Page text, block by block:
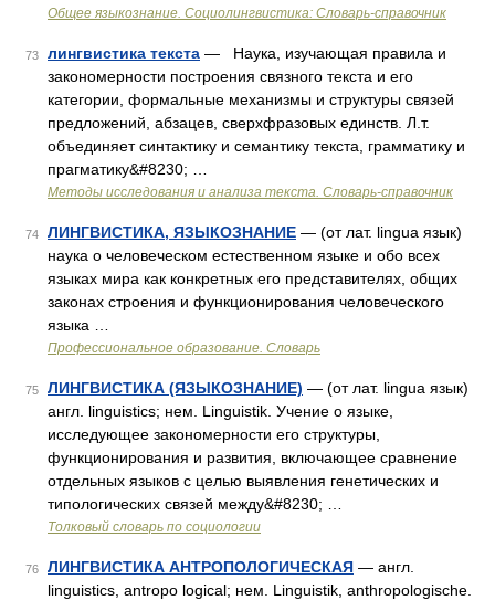
Общее языкознание. Социолингвистика: Словарь-справочник
73 лингвистика текста — Наука, изучающая правила и
закономерности построения связного текста и его
категории, формальные механизмы и структуры связей
предложений, абзацев, сверхфразовых единств. Л.т.
объединяет синтактику и семантику текста, грамматику и
прагматику&#8230; …
Методы исследования и анализа текста. Словарь-справочник
74 ЛИНГВИСТИКА, ЯЗЫКОЗНАНИЕ — (от лат. lingua язык)
наука о человеческом естественном языке и обо всех
языках мира как конкретных его представителях, общих
законах строения и функционирования человеческого
языка …
Профессиональное образование. Словарь
75 ЛИНГВИСТИКА (ЯЗЫКОЗНАНИЕ) — (от лат. lingua язык)
англ. linguistics; нем. Linguistik. Учение о языке,
исследующее закономерности его структуры,
функционирования и развития, включающее сравнение
отдельных языков с целью выявления генетических и
типологических связей между&#8230; …
Толковый словарь по социологии
76 ЛИНГВИСТИКА АНТРОПОЛОГИЧЕСКАЯ — англ.
linguistics, antropo logical; нем. Linguistik, anthropologische.